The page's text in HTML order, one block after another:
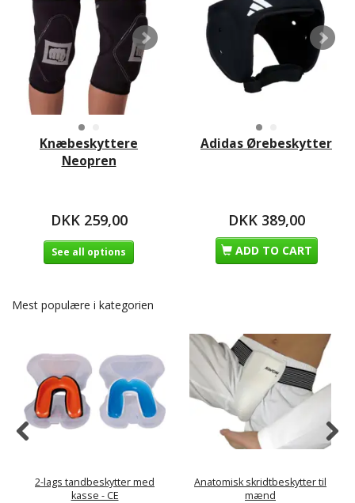
Knæbeskyttere
Neopren
DKK 259,00
See all options
Adidas Ørebeskytter
DKK 389,00
ADD TO CART
Mest populære i kategorien
2-lags tandbeskytter med
kasse - CE
Anatomisk skridtbeskytter til
mænd